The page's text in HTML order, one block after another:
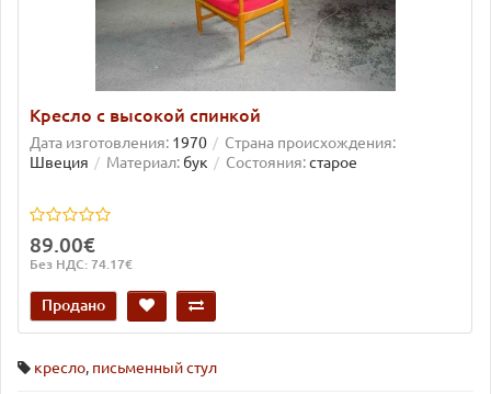
Кресло с высокой спинкой
Дата изготовления: 1970
Страна происхождения:
Швеция
Материал: бук Состояния:старое
89.00€
Без НДС: 74.17€
Продано
кресло, письменный стул